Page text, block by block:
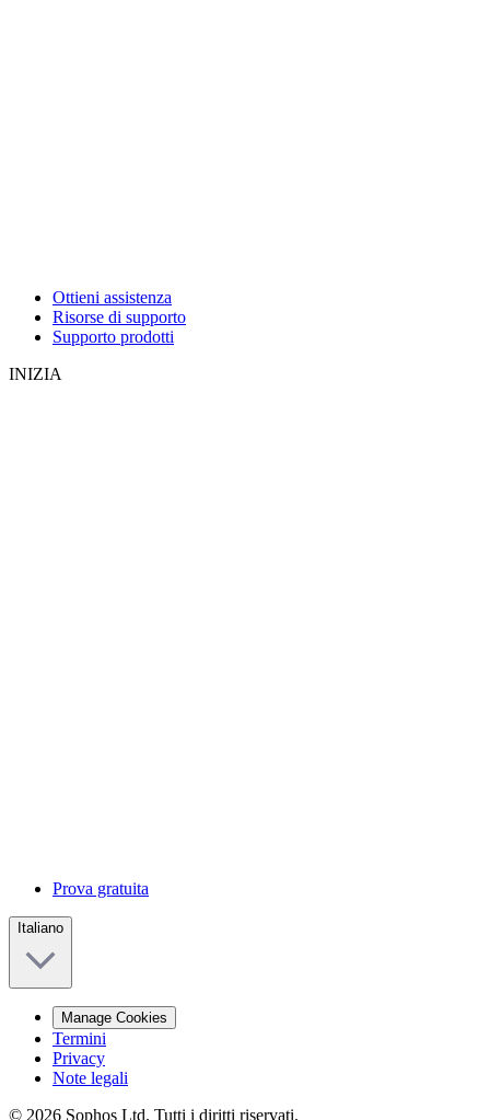
Ottieni assistenza
Risorse di supporto
Supporto prodotti
INIZIA
Prova gratuita
Italiano
Manage Cookies
Termini
Privacy
Note legali
© 2026 Sophos Ltd. Tutti i diritti riservati.